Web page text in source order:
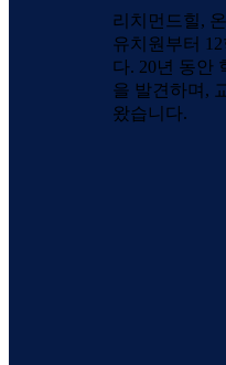
리치먼드힐,
유치원부터
다. 20년 동안
을 발견하며,
왔습니다.